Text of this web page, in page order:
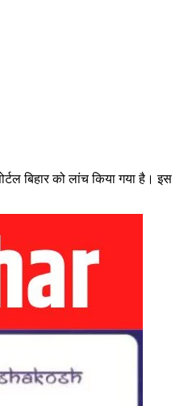
बिहार को लांच किया गया है। इस